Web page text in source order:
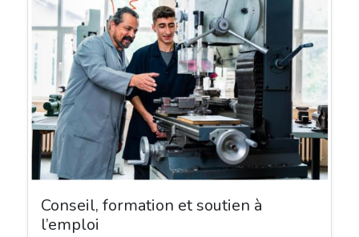
Conseil, formation et soutien à
l’emploi